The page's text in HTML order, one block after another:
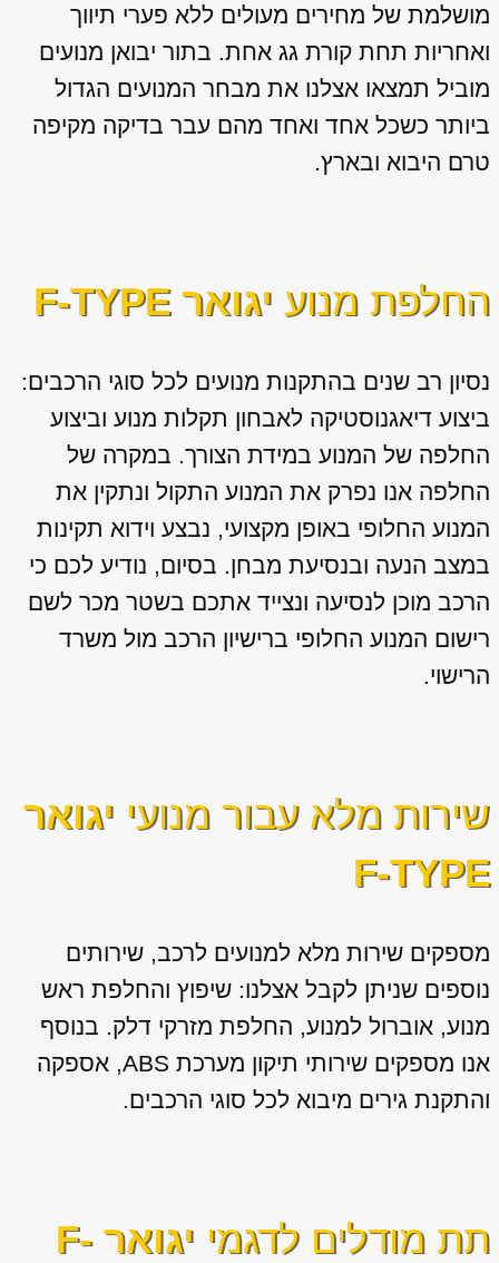
מושלמת של מחירים מעולים ללא פערי תיווך
ואחריות תחת קורת גג אחת. בתור יבואן מנועים
מוביל תמצאו אצלנו את מבחר המנועים הגדול
ביותר כשכל אחד ואחד מהם עבר בדיקה מקיפה
טרם היבוא ובארץ.
החלפת מנוע יגואר F-TYPE
נסיון רב שנים בהתקנות מנועים לכל סוגי הרכבים:
ביצוע דיאגנוסטיקה לאבחון תקלות מנוע וביצוע
החלפה של המנוע במידת הצורך. במקרה של
החלפה אנו נפרק את המנוע התקול ונתקין את
המנוע החלופי באופן מקצועי, נבצע וידוא תקינות
במצב הנעה ובנסיעת מבחן. בסיום, נודיע לכם כי
הרכב מוכן לנסיעה ונצייד אתכם בשטר מכר לשם
רישום המנוע החלופי ברישיון הרכב מול משרד
הרישוי.
שירות מלא עבור מנועי יגואר
F-TYPE
מספקים שירות מלא למנועים לרכב, שירותים
נוספים שניתן לקבל אצלנו: שיפוץ והחלפת ראש
מנוע, אוברול למנוע, החלפת מזרקי דלק. בנוסף
אנו מספקים שירותי תיקון מערכת ABS, אספקה
והתקנת גירים מיבוא לכל סוגי הרכבים.
תת מודלים לדגמי
יגואר F-